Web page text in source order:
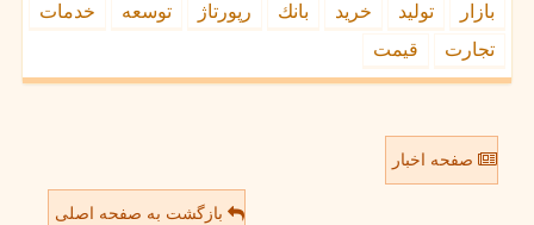
بازار تولید خرید بانك رپورتاژ توسعه
خدمات
تجارت
قیمت
صفحه اخبار
بازگشت به صفحه اصلی